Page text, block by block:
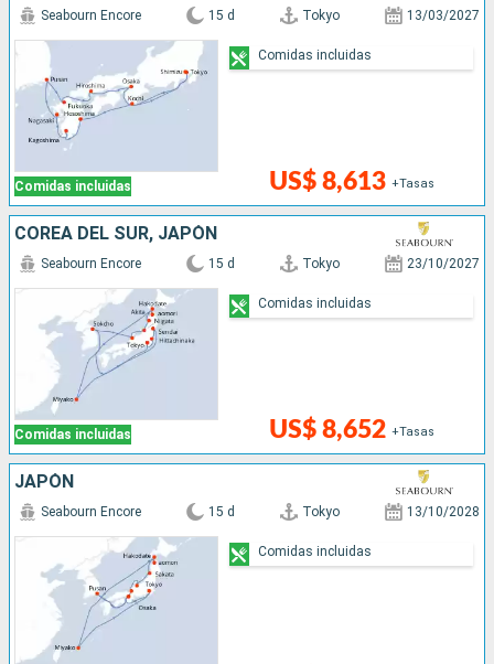
Comidas incluidas
Seabourn Encore 15 d Tokyo 13/03/2027
US$ 8,613 +Tasas
Comidas incluidas
COREA DEL SUR, JAPÓN
Comidas incluidas
Seabourn Encore 15 d Tokyo 23/10/2027
US$ 8,652 +Tasas
Comidas incluidas
JAPÓN
Seabourn Encore 15 d Tokyo 13/10/2028
Comidas incluidas